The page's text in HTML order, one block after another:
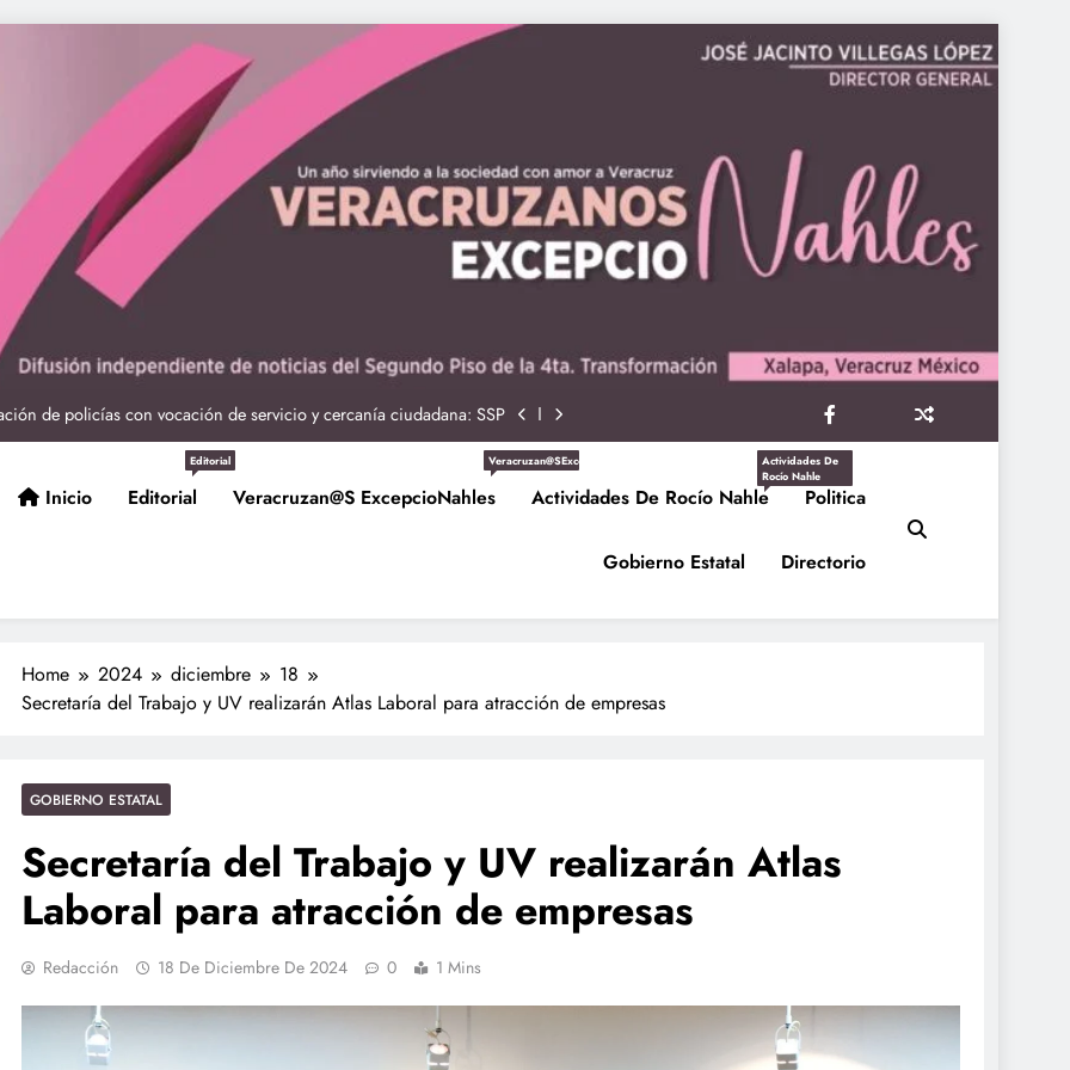
seguras: más de 982 elementos resguardan destinos turísticos
Nahle a la presidenta Claudia Sheinbaum en graduación de cadetes
de policías con vocación de servicio y cercanía ciudadana: SSP
Entrega Gobernadora 5 mil apoyos a la Palabra y a la Familia
seguras: más de 982 elementos resguardan destinos turísticos
de policías con vocación de servicio y cercanía ciudadana: SSP
Entrega Gobernadora 5 mil apoyos a la Palabra y a la Familia
seguras: más de 982 elementos resguardan destinos turísticos
Inicio Editorial
Editorial
Veracruzan@s ExcepcioNahles
Veracruzan@sExcepcioNahles
Actividades De Rocío Nahle
Actividades De
Rocío Nahle
Politica
Gobierno Estatal Directorio
Home 2024 diciembre
18
Secretaría del Trabajo y UV realizarán Atlas Laboral para atracción de empresas
GOBIERNO ESTATAL
Secretaría del Trabajo y UV realizarán Atlas
Laboral para atracción de empresas
Redacción 18 De Diciembre De 2024 0 1 Mins